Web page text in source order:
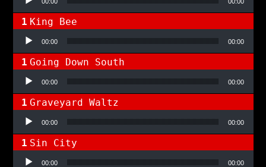
King Bee
Audio-Player
00:00 00:00
Going Down South
Audio-Player
00:00 00:00
Graveyard Waltz
Audio-Player
00:00 00:00
Sin City
Audio-Player
00:00 00:00